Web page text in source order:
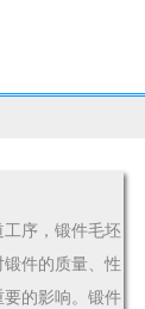
序，锻件毛坯
件的质量、性
的影响。锻件